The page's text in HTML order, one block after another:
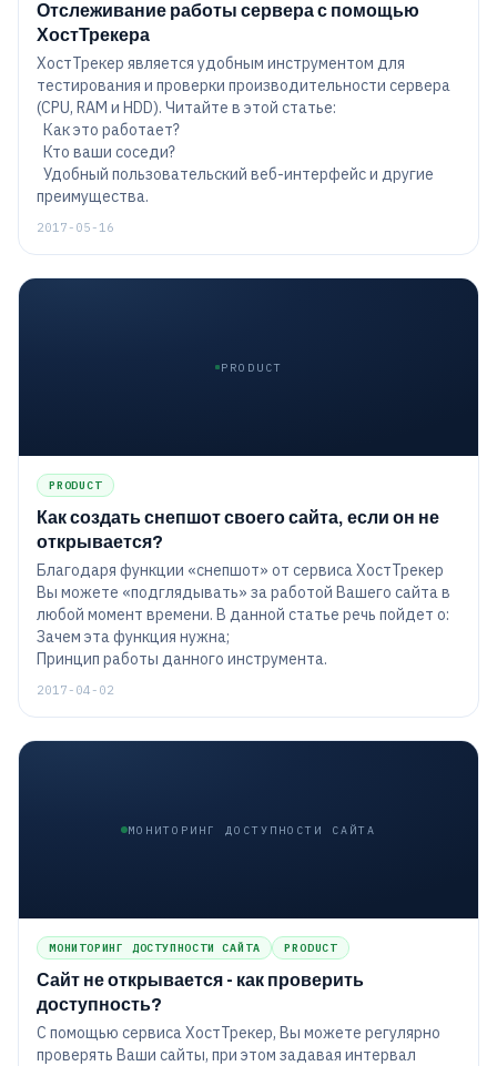
Отслеживание работы сервера с помощью
ХостТрекера
ХостТрекер является удобным инструментом для
тестирования и проверки производительности сервера
(CPU, RAM и HDD). Читайте в этой статье:
​ Как это работает?
Кто ваши соседи?
Удобный пользовательский веб-интерфейс и другие
преимущества.
2017-05-16
PRODUCT
PRODUCT
Как создать снепшот своего сайта, если он не
открывается?
Благодаря функции «снепшот» от сервиса ХостТрекер
Вы можете «подглядывать» за работой Вашего сайта в
любой момент времени. В данной статье речь пойдет о:
Зачем эта функция нужна;
Принцип работы данного инструмента.
2017-04-02
МОНИТОРИНГ ДОСТУПНОСТИ САЙТА
МОНИТОРИНГ ДОСТУПНОСТИ САЙТА PRODUCT
Сайт не открывается - как проверить
доступность?
С помощью сервиса ХостТрекер, Вы можете регулярно
проверять Ваши сайты, при этом задавая интервал